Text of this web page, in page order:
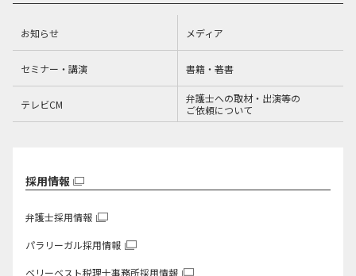
お知らせ メディア
セミナー・講演 書籍・著書
テレビCM
弁護士への取材・出演等の
ご依頼について
採用情報
弁護士採用情報
パラリーガル採用情報
ベリーベスト税理士事務所採用情報